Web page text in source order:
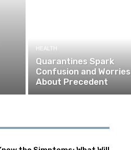
HEALTH
Quarantines Spark
Confusion and Worries
About Precedent